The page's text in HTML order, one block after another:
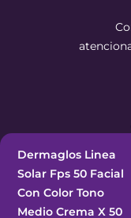
Dermaglos Linea
Solar Fps 50 Facial
Con Color Tono
Medio Crema X 50